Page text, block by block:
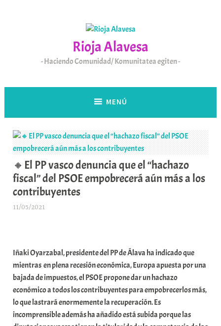
Rioja Alavesa
Haciendo Comunidad/ Komunitatea egiten
MENÚ
🔸El PP vasco denuncia que el “hachazo
fiscal” del PSOE empobrecerá aún más a los
contribuyentes
11/05/2021
a
r
E
r
r
i
Iñaki Oyarzabal, presidente del PP de Álava ha indicado que
mientras en plena recesión económica, Europa apuesta por una
bajada de impuestos, el PSOE propone dar un hachazo
económico a todos los contribuyentes para empobrecerlos más,
lo que lastrará enormemente la recuperación. Es
incomprensible además ha añadido está subida porque las